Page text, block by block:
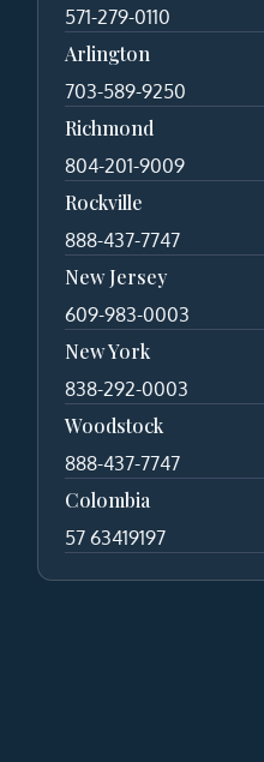
571-279-0110
Arlington
703-589-9250
Richmond
804-201-9009
Rockville
888-437-7747
New Jersey
609-983-0003
New York
838-292-0003
Woodstock
888-437-7747
Colombia
57 63419197